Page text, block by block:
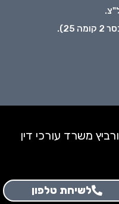
משרד עורכי דין
לשיחת טלפון